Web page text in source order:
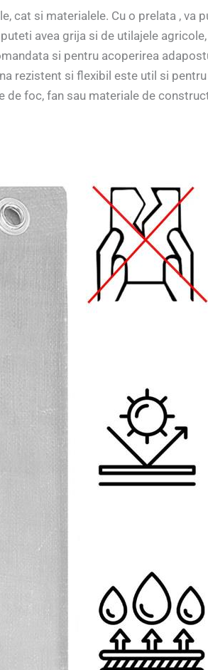
cat si materialele. Cu o prelata , va
avea grija si de utilajele
si pentru acoperirea
rezistent si flexibil este util si
de foc, fan sau materiale de